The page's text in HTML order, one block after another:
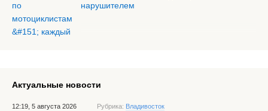
нарушителем
Актуальные новости
12:19, 5 августа 2026 Рубрика: Владивосток